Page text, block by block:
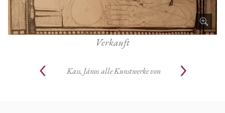
Verkauft
Kass, János alle Kunstwerke von